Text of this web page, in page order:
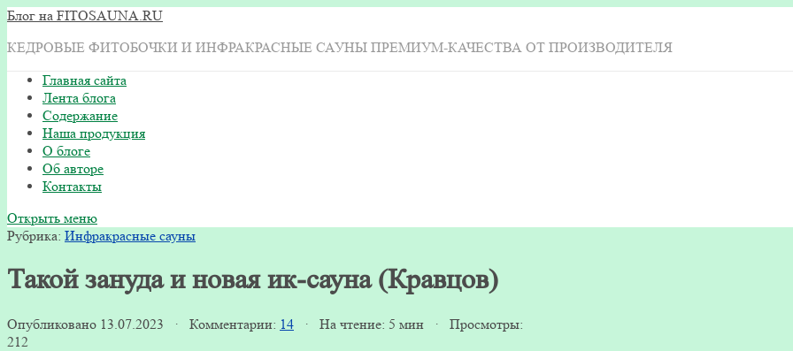
Блог на FITOSAUNA.RU
КЕДРОВЫЕ ФИТОБОЧКИ И ИНФРАКРАСНЫЕ САУНЫ ПРЕМИУМ-КАЧЕСТВА ОТ ПРОИЗВОДИТЕЛЯ
Главная сайта
Лента блога
Содержание
Наша продукция
О блоге
Об авторе
Контакты
Открыть меню
Рубрика: Инфракрасные сауны
Такой зануда и новая ик-сауна (Кравцов)
Опубликовано 13.07.2023 · Комментарии: 14 · На чтение: 5 мин · Просмотры:
212